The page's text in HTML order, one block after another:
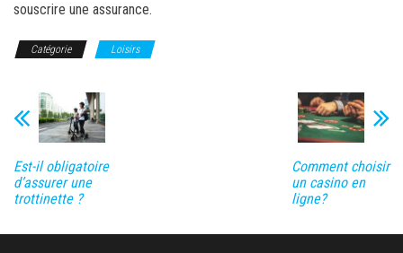
souscrire une assurance.
Catégorie Loisirs
Est-il obligatoire
d’assurer une
trottinette ?
Comment choisir
un casino en
ligne?